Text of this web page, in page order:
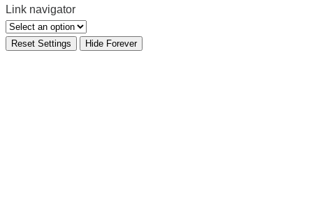
Link navigator
Reset Settings Hide Forever